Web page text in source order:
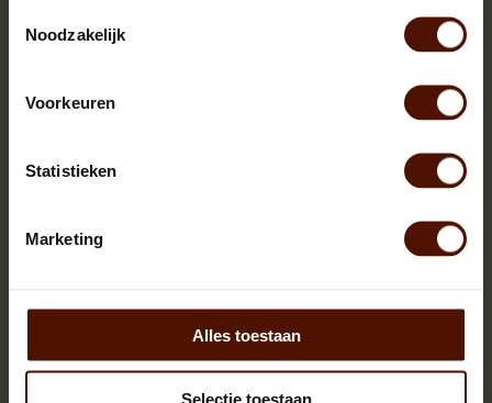
Noodzakelijk
Voorkeuren
Statistieken
Marketing
Alles toestaan
Selectie toestaan
Brandhout berk is een prima, zachte houtsoort dat makkelijk
kachels. Berk brandhout ontbrand zeer makkelijk door zijn
Hot deal pallet brandhout berk ovengedroogd kopen?
Inclusief 5 zakken aanmaakhout en doos
Maximaal 3 blokken tegelijk stoken
Prima brandhout, brandt makkelijk, "spat" niet !
Heerlijke warmte en levendig vlammenspel
Energiewaarde 4.4 kW per kg.